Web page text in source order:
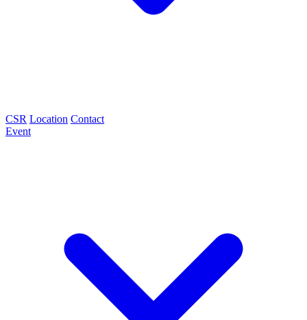
CSR Location Contact
Event